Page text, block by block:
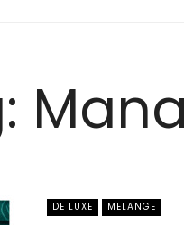
DE LUXE MELANGE